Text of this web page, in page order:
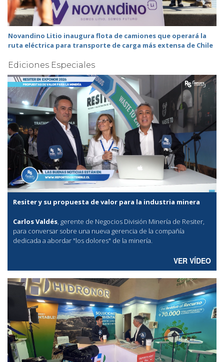
Novandino Litio inaugura flota de camiones que operará la
ruta eléctrica para transporte de carga más extensa de Chile
Ediciones Especiales
Resiter y su propuesta de valor para la industria minera
Carlos Valdés, gerente de Negocios División Minería de Resiter,
para conversar sobre una nueva gerencia de la compañía
dedicada a abordar "los dolores" de la minería.
VER VÍDEO